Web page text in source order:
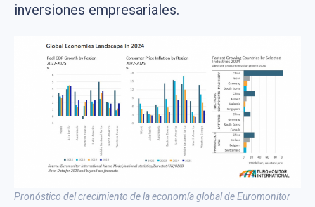
inversiones empresariales.
Pronóstico del crecimiento de la economía global de Euromonitor